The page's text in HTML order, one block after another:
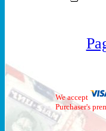
We accept
Purchaser's